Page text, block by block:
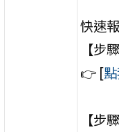
快速
【步
👉 [
【步